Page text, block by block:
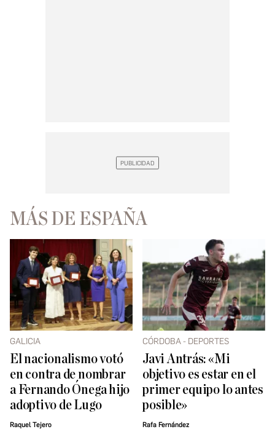
MÁS DE ESPAÑA
GALICIA
El nacionalismo votó
en contra de nombrar
a Fernando Ónega hijo
adoptivo de Lugo
Raquel Tejero
CÓRDOBA - DEPORTES
Javi Antrás: «Mi
objetivo es estar en el
primer equipo lo antes
posible»
Rafa Fernández